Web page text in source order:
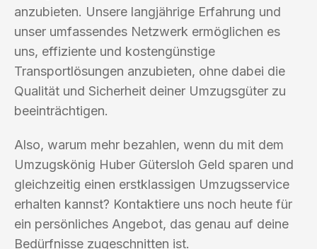
anzubieten. Unsere langjährige Erfahrung und
unser umfassendes Netzwerk ermöglichen es
uns, effiziente und kostengünstige
Transportlösungen anzubieten, ohne dabei die
Qualität und Sicherheit deiner Umzugsgüter zu
beeinträchtigen.
Also, warum mehr bezahlen, wenn du mit dem
Umzugskönig Huber Gütersloh Geld sparen und
gleichzeitig einen erstklassigen Umzugsservice
erhalten kannst? Kontaktiere uns noch heute für
ein persönliches Angebot, das genau auf deine
Bedürfnisse zugeschnitten ist.